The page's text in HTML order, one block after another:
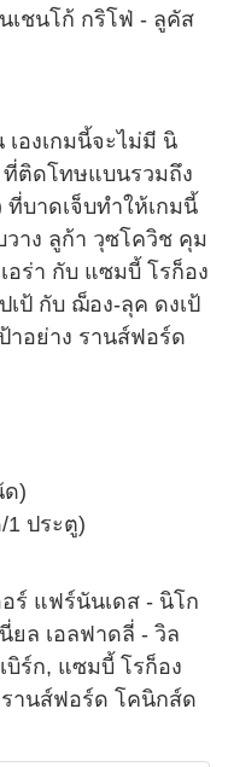
เชนโก้ กริโฟ่ - ลูคัส
งเกมนี้จะไม่มี นิ
ที่ติดโทษแบนรวมถึง
ที่บาดเจ็บทำให้เกมนี้
วาง ลูก้า วุซโควิช คุม
อร่า กับ แซมบี้ โรก็อง
ป้ กับ ฌ็อง-ลุค ดงเป้
าอย่าง รานส์ฟอร์ด
ด)
1 ประตู)
อร์ แฟร์นันเดส - นิโก
ยล เอลฟาดลี่ - วิล
บิร์ก, แซมบี้ โรก็อง
รานส์ฟอร์ด โคนิกส์ด